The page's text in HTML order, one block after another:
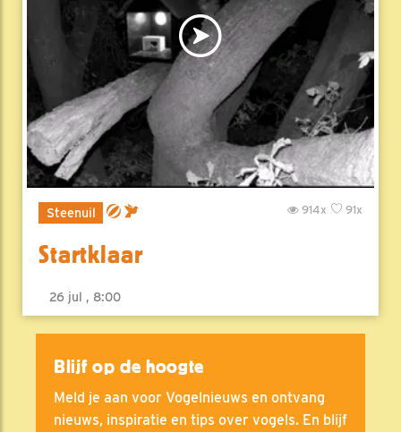
Steenuil 91x
914x
Startklaar
26 jul , 8:00
Blijf op de hoogte
Meld je aan voor Vogelnieuws en ontvang
nieuws, inspiratie en tips over vogels. En blijf